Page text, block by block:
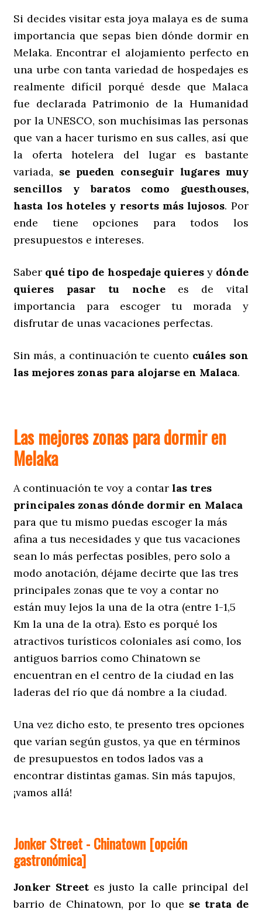
Si decides visitar esta joya malaya es de suma
importancia que sepas bien dónde dormir en
Melaka. Encontrar el alojamiento perfecto en
una urbe con tanta variedad de hospedajes es
realmente difícil porqué desde que Malaca
fue declarada Patrimonio de la Humanidad
por la UNESCO, son muchísimas las personas
que van a hacer turismo en sus calles, así que
la oferta hotelera del lugar es bastante
variada, se pueden conseguir lugares muy
sencillos y baratos como guesthouses,
hasta los hoteles y resorts más lujosos. Por
ende tiene opciones para todos los
presupuestos e intereses.
Saber qué tipo de hospedaje quieresy dónde
quieres pasar tu nochees de vital
importancia para escoger tu morada y
disfrutar de unas vacaciones perfectas.
Sin más, a continuación te cuento cuáles son
las mejores zonas para alojarse en Malaca.
Las mejores zonas para dormir en
Melaka
A continuación te voy a contarlas tres
principales zonas dónde dormir en Malaca
para que tu mismo puedas escoger la más
afina a tus necesidades y que tus vacaciones
sean lo más perfectas posibles, pero solo a
modo anotación, déjame decirte que las tres
principales zonas que te voy a contar no
están muy lejos la una de la otra (entre 1-1,5
Km la una de la otra). Esto es porqué los
atractivos turísticos coloniales así como, los
antiguos barrios como Chinatown se
encuentran en el centro de la ciudad en las
laderas del río que dá nombre a la ciudad.
Una vez dicho esto, te presento tres opciones
que varían según gustos, ya que en términos
de presupuestos en todos lados vas a
encontrar distintas gamas. Sin más tapujos,
¡vamos allá!
Jonker Street - Chinatown [opción
gastronómica]
Jonker Street es justo la calle principal del
barrio de Chinatown, por lo que se trata de